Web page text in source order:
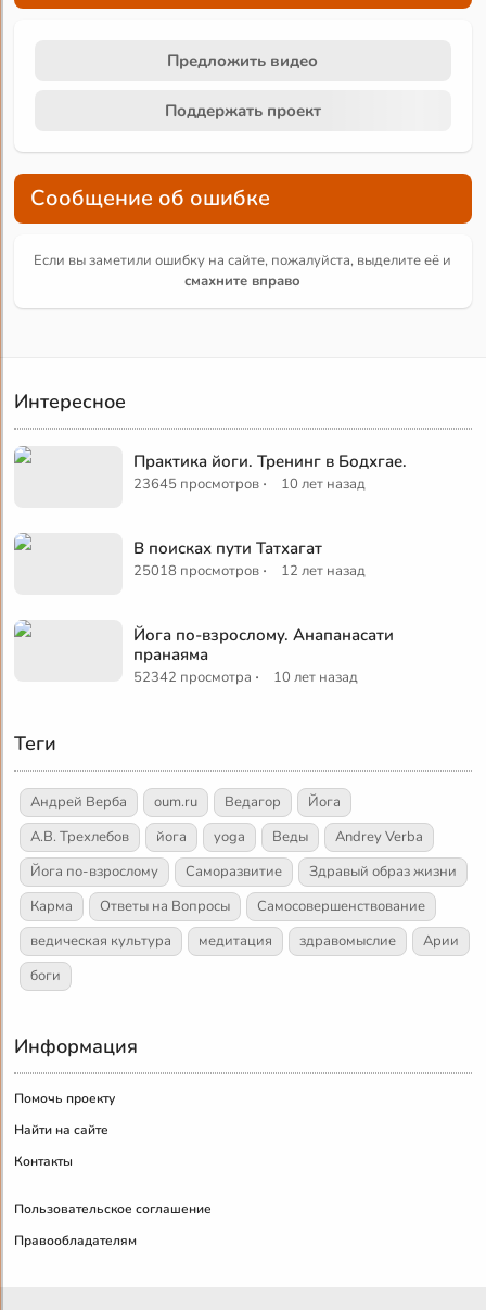
Предложить видео
Поддержать проект
Сообщение об ошибке
Если вы заметили ошибку на сайте, пожалуйста, выделите её и
смахните вправо
Интересное
Практика йоги. Тренинг в Бодхгае.
23645 просмотров · 10 лет назад
В поисках пути Татхагат
25018 просмотров · 12 лет назад
Йога по-взрослому. Анапанасати
пранаяма
52342 просмотра · 10 лет назад
Теги
Андрей Верба oum.ru Ведагор
Йога
А.В. Трехлебов
йога yoga Веды
Andrey Verba
Йога по-взрослому
Саморазвитие
Здравый образ жизни
Карма
Ответы на Вопросы
Самосовершенствование
ведическая культура
медитация здравомыслие
Арии
боги
Информация
Помочь проекту
Найти на сайте
Контакты
Пользовательское соглашение
Правообладателям